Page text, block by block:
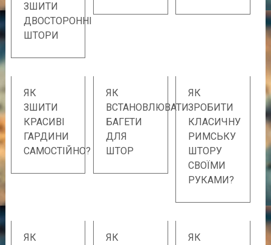
ЗШИТИ
ДВОСТОРОННІ
ШТОРИ
ЯК
ЗШИТИ
КРАСИВІ
ГАРДИНИ
САМОСТІЙНО?
ЯК
ВСТАНОВЛЮВАТИ
БАГЕТИ
ДЛЯ
ШТОР
ЯК
ЗРОБИТИ
КЛАСИЧНУ
РИМСЬКУ
ШТОРУ
СВОЇМИ
РУКАМИ?
ЯК
ЯК
ЯК